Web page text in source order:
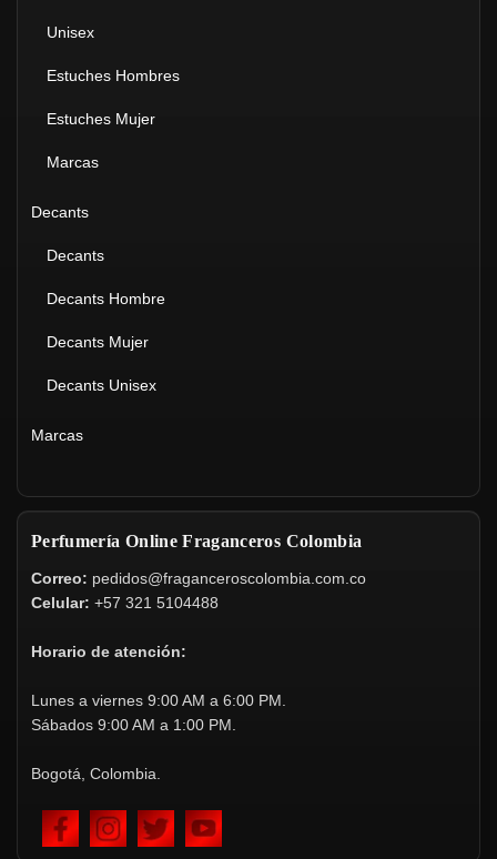
Unisex
Estuches Hombres
Estuches Mujer
Marcas
Decants
Decants
Decants Hombre
Decants Mujer
Decants Unisex
Marcas
Perfumería Online Fraganceros Colombia
Correo: pedidos@fraganceroscolombia.com.co
Celular: +57 321 5104488
Horario de atención:
Lunes a viernes 9:00 AM a 6:00 PM.
Sábados 9:00 AM a 1:00 PM.
Bogotá, Colombia.